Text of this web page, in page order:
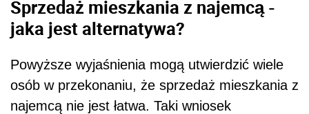
Sprzedaż mieszkania z najemcą -
jaka jest alternatywa?
Powyższe wyjaśnienia mogą utwierdzić wiele
osób w przekonaniu, że sprzedaż mieszkania z
najemcą nie jest łatwa. Taki wniosek